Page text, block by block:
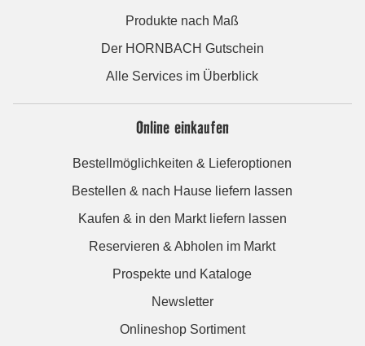
Produkte nach Maß
Der HORNBACH Gutschein
Alle Services im Überblick
Online einkaufen
Bestellmöglichkeiten & Lieferoptionen
Bestellen & nach Hause liefern lassen
Kaufen & in den Markt liefern lassen
Reservieren & Abholen im Markt
Prospekte und Kataloge
Newsletter
Onlineshop Sortiment